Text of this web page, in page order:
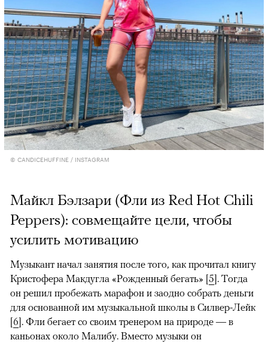
© CANDICEHUFFINE / INSTAGRAM
Майкл Бэлзари (Фли из Red Hot Chili
Peppers): совмещайте цели, чтобы
усилить мотивацию
Музыкант начал занятия после того, как прочитал книгу
Кристофера Макдугла «Рожденный бегать» [5]. Тогда
он решил пробежать марафон и заодно собрать деньги
для основанной им музыкальной школы в Силвер-Лейк
[6]. Фли бегает со своим тренером на природе — в
каньонах около Малибу. Вместо музыки он